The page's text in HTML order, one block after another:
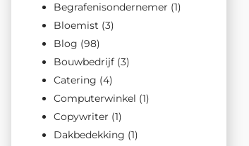
Begrafenisondernemer (1)
Bloemist (3)
Blog (98)
Bouwbedrijf (3)
Catering (4)
Computerwinkel (1)
Copywriter (1)
Dakbedekking (1)